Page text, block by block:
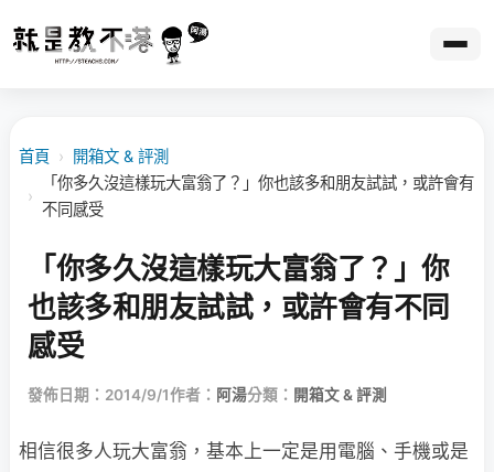
首頁 › 開箱文 & 評測
›
「你多久沒這樣玩大富翁了？」你也該多和朋友試試，或許會有
不同感受
「你多久沒這樣玩大富翁了？」你
也該多和朋友試試，或許會有不同
感受
發佈日期：2014/9/1作者： 阿湯分類： 開箱文 & 評測
相信很多人玩大富翁，基本上一定是用電腦、手機或是